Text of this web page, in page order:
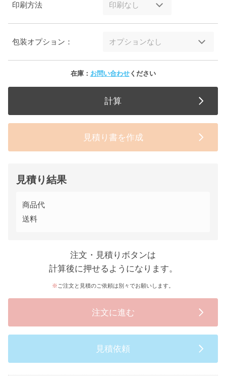
印刷方法
包装オプション：
在庫： お問い合わせください
計算
見積り書を作成
見積り結果
商品代
送料
注文・見積りボタンは
計算後に押せるようになります。
ご注文と見積のご依頼は別々でお願いします。
注文に進む
見積依頼